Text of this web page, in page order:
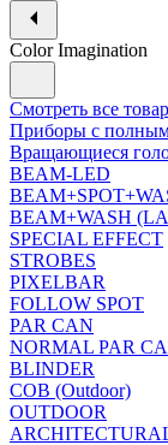
Color Imagination
Смотреть все
Приборы с
Вращающиеся
BEAM-LED
BEAM+WASH
SPECIAL EFFECT
STROBES
PIXELBAR
FOLLOW SPOT
PAR CAN
NORMAL PAR
BLINDER
COB (Outdoor)
OUTDOOR